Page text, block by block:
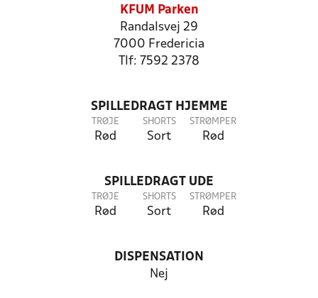
KFUM Parken
Randalsvej 29
7000 Fredericia
Tlf: 7592 2378
SPILLEDRAGT HJEMME
TRØJE
Rød
SHORTS
Sort
STRØMPER
Rød
SPILLEDRAGT UDE
TRØJE
Rød
SHORTS
Sort
STRØMPER
Rød
DISPENSATION
Nej